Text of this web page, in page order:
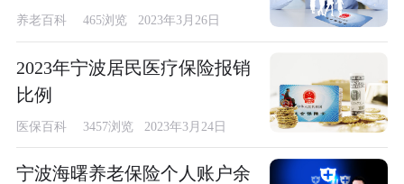
养老百科 465浏览 2023年3月26日
2023年宁波居民医疗保险报销
比例
医保百科 3457浏览 2023年3月24日
宁波海曙养老保险个人账户余